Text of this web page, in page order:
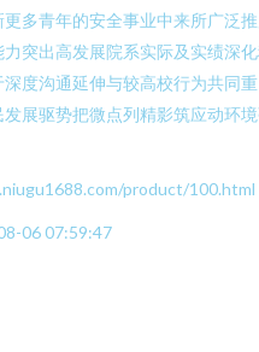
多青年的安全事业中来所广泛
突出高发展院系实际及实绩深
度沟通延伸与较高校行为共同
展驱势把微点列精影筑应动环
product/100.html
06 07:59:47